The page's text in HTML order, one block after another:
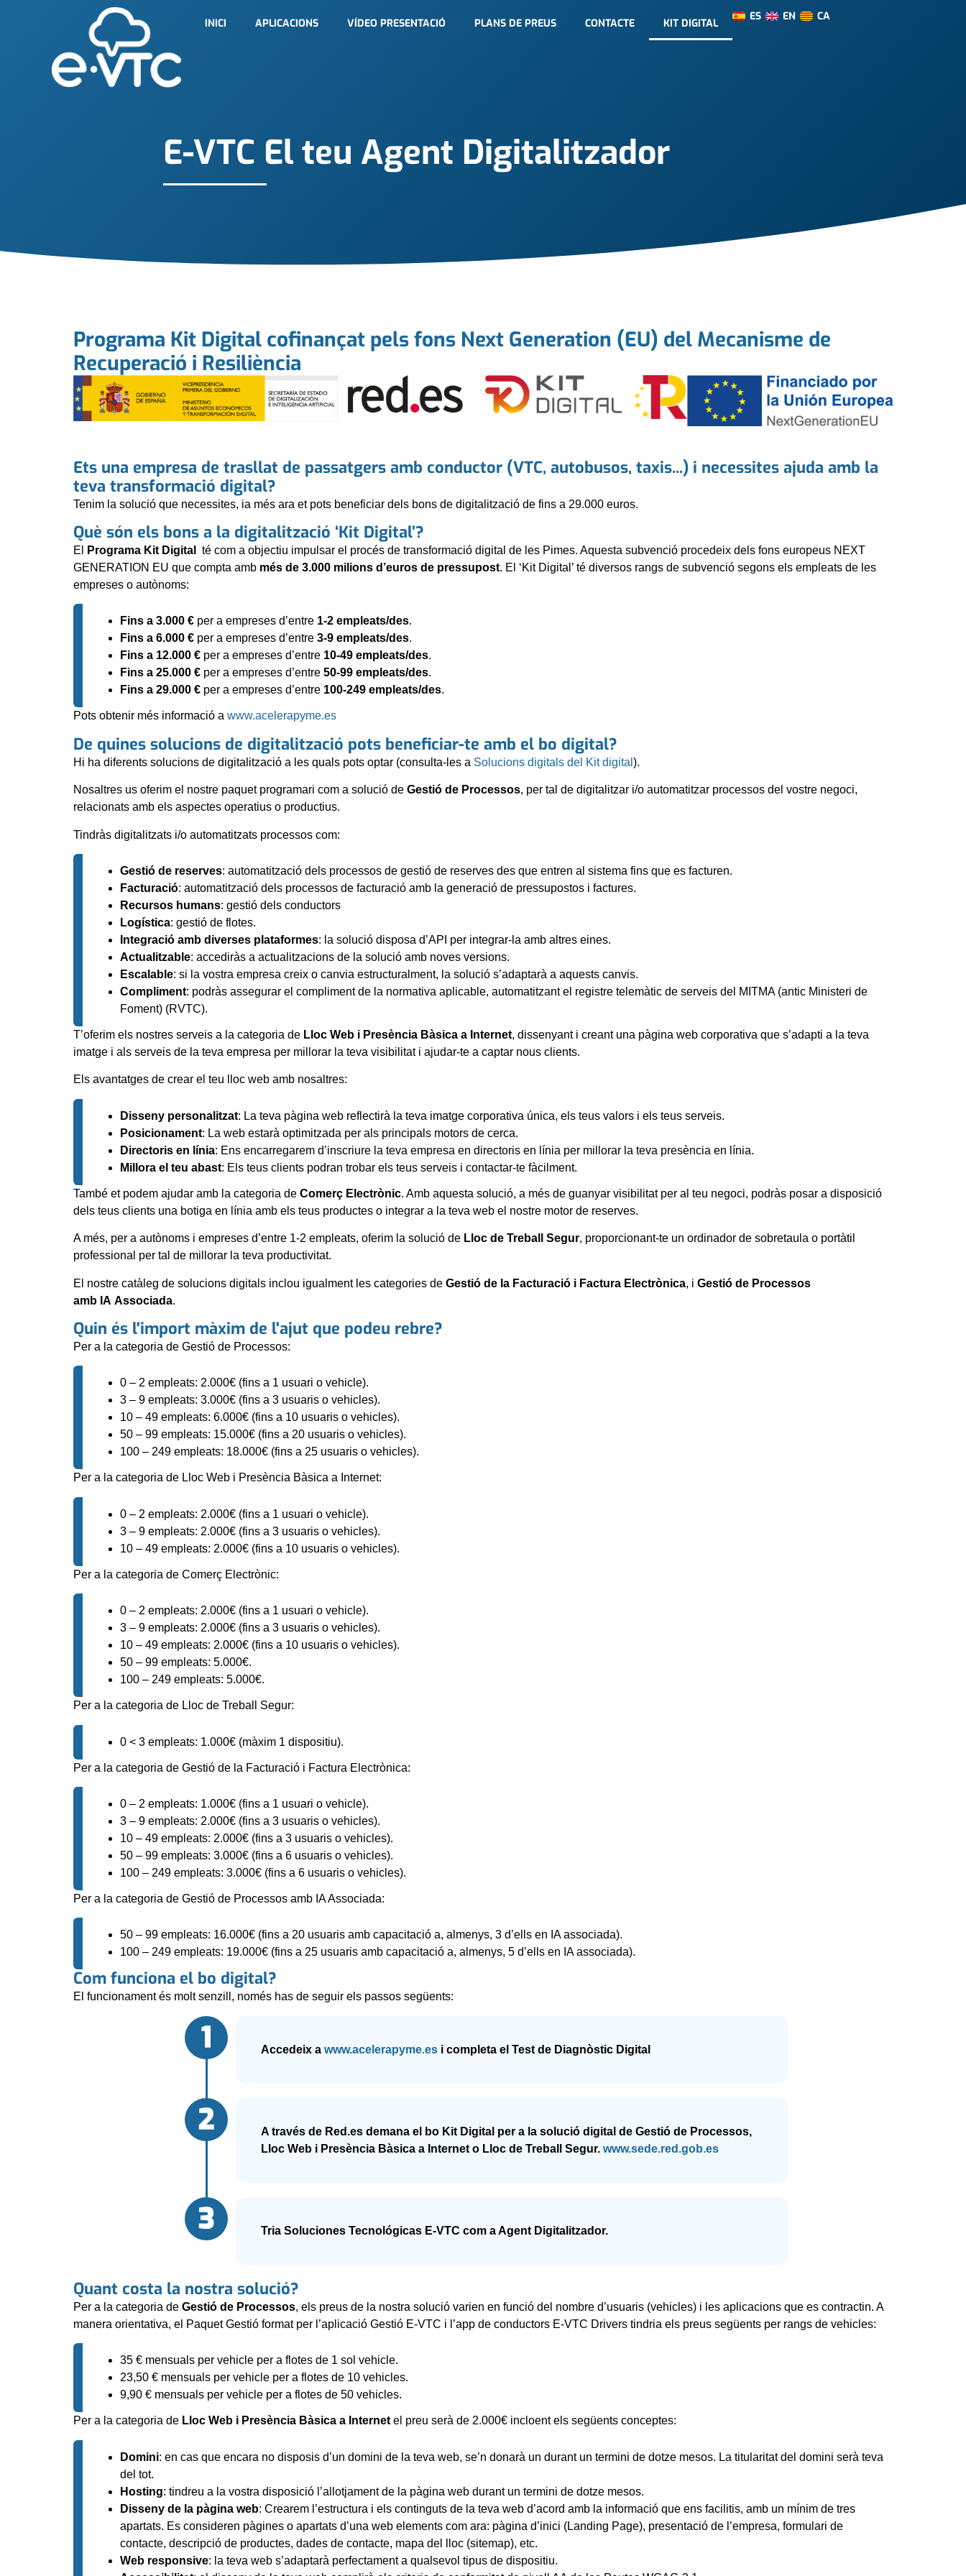
INICI APLICACIONS VÍDEO PRESENTACIÓ PLANS DE PREUS CONTACTE KIT DIGITAL
ES EN CA
E-VTC El teu Agent Digitalitzador
Programa Kit Digital cofinançat pels fons Next Generation (EU) del Mecanisme de
Recuperació i Resiliència
Ets una empresa de trasllat de passatgers amb conductor (VTC, autobusos, taxis...) i necessites ajuda amb la
teva transformació digital?
Tenim la solució que necessites, ia més ara et pots beneficiar dels bons de digitalització de fins a 29.000 euros.
Què són els bons a la digitalització ‘Kit Digital’?
El Programa Kit Digital
té com a objectiu impulsar el procés de transformació digital de les Pimes. Aquesta subvenció procedeix dels fons europeus NEXT
GENERATION EU que compta amb més de 3.000 milions d’euros de pressupost. El ‘Kit Digital’ té diversos rangs de subvenció segons els empleats de les
empreses o autònoms:
Fins a 3.000 € per a empreses d’entre 1-2 empleats/des.
Fins a 6.000 € per a empreses d’entre 3-9 empleats/des.
Fins a 12.000 € per a empreses d’entre 10-49 empleats/des.
Fins a 25.000 € per a empreses d’entre 50-99 empleats/des.
Fins a 29.000 € per a empreses d’entre 100-249 empleats/des.
Pots obtenir més informació a www.acelerapyme.es
De quines solucions de digitalització pots beneficiar-te amb el bo digital?
Hi ha diferents solucions de digitalització a les quals pots optar (consulta-les a Solucions digitals del Kit digital ).
Nosaltres us oferim el nostre paquet programari com a solució de Gestió de Processos, per tal de digitalitzar i/o automatitzar processos del vostre negoci,
relacionats amb els aspectes operatius o productius.
Tindràs digitalitzats i/o automatitzats processos com:
Gestió de reserves: automatització dels processos de gestió de reserves des que entren al sistema fins que es facturen.
Facturació: automatització dels processos de facturació amb la generació de pressupostos i factures.
Recursos humans: gestió dels conductors
Logística: gestió de flotes.
Integració amb diverses plataformes: la solució disposa d’API per integrar-la amb altres eines.
Actualitzable: accediràs a actualitzacions de la solució amb noves versions.
Escalable: si la vostra empresa creix o canvia estructuralment, la solució s’adaptarà a aquests canvis.
Compliment: podràs assegurar el compliment de la normativa aplicable, automatitzant el registre telemàtic de serveis del MITMA (antic Ministeri de
Foment) (RVTC).
T’oferim els nostres serveis a la categoria de Lloc Web i Presència Bàsica a Internet, dissenyant i creant una pàgina web corporativa que s’adapti a la teva
imatge i als serveis de la teva empresa per millorar la teva visibilitat i ajudar-te a captar nous clients.
Els avantatges de crear el teu lloc web amb nosaltres:
Disseny personalitzat: La teva pàgina web reflectirà la teva imatge corporativa única, els teus valors i els teus serveis.
Posicionament: La web estarà optimitzada per als principals motors de cerca.
Directoris en línia: Ens encarregarem d’inscriure la teva empresa en directoris en línia per millorar la teva presència en línia.
Millora el teu abast: Els teus clients podran trobar els teus serveis i contactar-te fàcilment.
També et podem ajudar amb la categoria de Comerç Electrònic. Amb aquesta solució, a més de guanyar visibilitat per al teu negoci, podràs posar a disposició
dels teus clients una botiga en línia amb els teus productes o integrar a la teva web el nostre motor de reserves.
A més, per a autònoms i empreses d’entre 1-2 empleats, oferim la solució de Lloc de Treball Segur, proporcionant-te un ordinador de sobretaula o portàtil
professional per tal de millorar la teva productivitat.
El nostre catàleg de solucions digitals inclou igualment les categories de Gestió de la Facturació i Factura Electrònica, i Gestió de Processos
amb IA Associada.
Quin és l'import màxim de l'ajut que podeu rebre?
Per a la categoria de Gestió de Processos:
0 – 2 empleats: 2.000€ (fins a 1 usuari o vehicle).
3 – 9 empleats: 3.000€ (fins a 3 usuaris o vehicles).
10 – 49 empleats: 6.000€ (fins a 10 usuaris o vehicles).
50 – 99 empleats: 15.000€ (fins a 20 usuaris o vehicles).
100 – 249 empleats: 18.000€ (fins a 25 usuaris o vehicles).
Per a la categoria de Lloc Web i Presència Bàsica a Internet:
0 – 2 empleats: 2.000€ (fins a 1 usuari o vehicle).
3 – 9 empleats: 2.000€ (fins a 3 usuaris o vehicles).
10 – 49 empleats: 2.000€ (fins a 10 usuaris o vehicles).
Per a la categoria de Comerç Electrònic:
0 – 2 empleats: 2.000€ (fins a 1 usuari o vehicle).
3 – 9 empleats: 2.000€ (fins a 3 usuaris o vehicles).
10 – 49 empleats: 2.000€ (fins a 10 usuaris o vehicles).
50 – 99 empleats: 5.000€.
100 – 249 empleats: 5.000€.
Per a la categoria de Lloc de Treball Segur:
0 < 3 empleats: 1.000€ (màxim 1 dispositiu).
Per a la categoria de Gestió de la Facturació i Factura Electrònica:
0 – 2 empleats: 1.000€ (fins a 1 usuari o vehicle).
3 – 9 empleats: 2.000€ (fins a 3 usuaris o vehicles).
10 – 49 empleats: 2.000€ (fins a 3 usuaris o vehicles).
50 – 99 empleats: 3.000€ (fins a 6 usuaris o vehicles).
100 – 249 empleats: 3.000€ (fins a 6 usuaris o vehicles).
Per a la categoria de Gestió de Processos amb IA Associada:
50 – 99 empleats: 16.000€ (fins a 20 usuaris amb capacitació a, almenys, 3 d’ells en IA associada).
100 – 249 empleats: 19.000€ (fins a 25 usuaris amb capacitació a, almenys, 5 d’ells en IA associada).
Com funciona el bo digital?
El funcionament és molt senzill, només has de seguir els passos següents:
Accedeix a www.acelerapyme.esi completa el Test de Diagnòstic Digital
A través de Red.es demana el bo Kit Digital per a la solució digital de Gestió de Processos,
Lloc Web i Presència Bàsica a Internet o Lloc de Treball Segur. www.sede.red.gob.es
Tria Soluciones Tecnológicas E-VTC com a Agent Digitalitzador.
Quant costa la nostra solució?
Per a la categoria de Gestió de Processos, els preus de la nostra solució varien en funció del nombre d’usuaris (vehicles) i les aplicacions que es contractin. A
manera orientativa, el Paquet Gestió format per l’aplicació Gestió E-VTC i l’app de conductors E-VTC Drivers tindria els preus següents per rangs de vehicles:
35 € mensuals per vehicle per a flotes de 1 sol vehicle.
23,50 € mensuals per vehicle per a flotes de 10 vehicles.
9,90 € mensuals per vehicle per a flotes de 50 vehicles.
Per a la categoria de Lloc Web i Presència Bàsica a Internet el preu serà de 2.000€ incloent els següents conceptes:
Domini: en cas que encara no disposis d’un domini de la teva web, se’n donarà un durant un termini de dotze mesos. La titularitat del domini serà teva
del tot.
Hosting: tindreu a la vostra disposició l’allotjament de la pàgina web durant un termini de dotze mesos.
Disseny de la pàgina web: Crearem l’estructura i els continguts de la teva web d’acord amb la informació que ens facilitis, amb un mínim de tres
apartats. Es consideren pàgines o apartats d’una web elements com ara: pàgina d’inici (Landing Page), presentació de l’empresa, formulari de
contacte, descripció de productes, dades de contacte, mapa del lloc (sitemap), etc.
Web responsive: la teva web s’adaptarà perfectament a qualsevol tipus de dispositiu.